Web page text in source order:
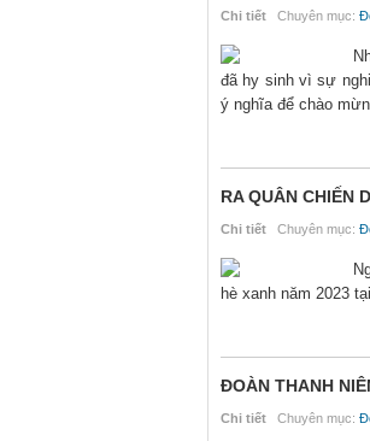
Chi tiết Chuyên mục:
đã hy sinh vì sự
ý nghĩa để chào
RA QUÂN CHIẾN
Chi tiết Chuyên mục:
hè xanh năm 2023
ĐOÀN THANH
Chi tiết Chuyên mục: